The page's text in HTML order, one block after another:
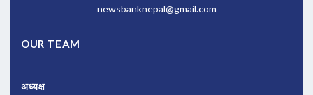
newsbanknepal@gmail.com
OUR TEAM
अध्यक्ष